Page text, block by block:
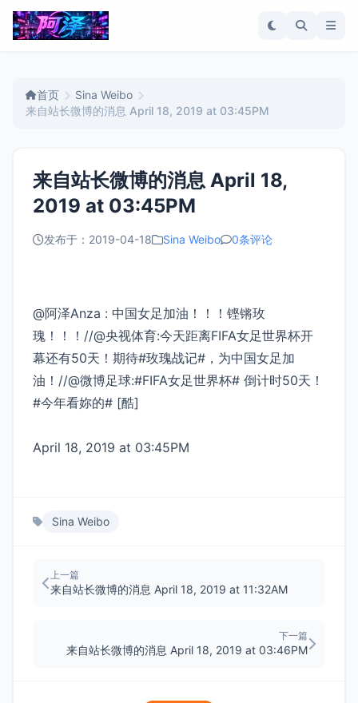
首页
Sina Weibo
来自站长微博的消息 April 18, 2019 at 03:45PM
来自站长微博的消息 April 18,
2019 at 03:45PM
发布于：2019-04-18 Sina Weibo 0条评论
@阿泽Anza : 中国女足加油！！！铿锵玫
瑰！！！//@央视体育:今天距离FIFA女足世界杯开
幕还有50天！期待#玫瑰战记#，为中国女足加
油！//@微博足球:#FIFA女足世界杯# 倒计时50天！
#今年看妳的# [酷]
April 18, 2019 at 03:45PM
Sina Weibo
上一篇
来自站长微博的消息 April 18, 2019 at 11:32AM
下一篇
来自站长微博的消息 April 18, 2019 at 03:46PM